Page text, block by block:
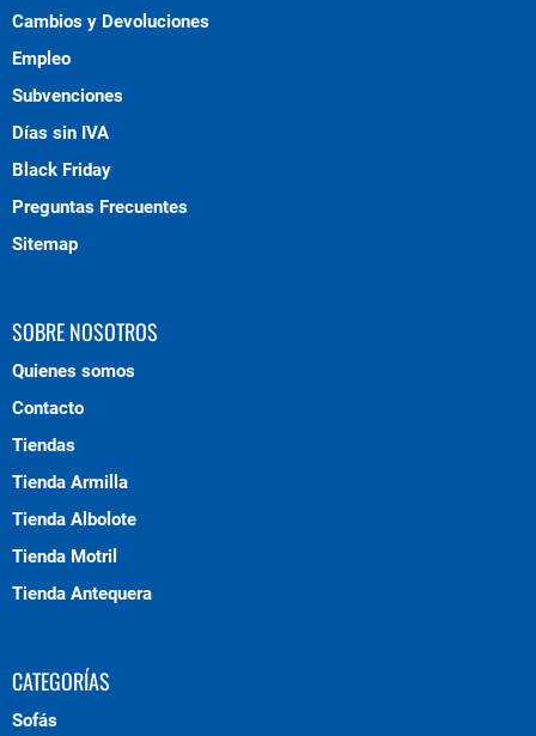
Cambios y Devoluciones
Empleo
Subvenciones
Días sin IVA
Black Friday
Preguntas Frecuentes
Sitemap
SOBRE NOSOTROS
Quienes somos
Contacto
Tiendas
Tienda Armilla
Tienda Albolote
Tienda Motril
Tienda Antequera
CATEGORÍAS
Sofás